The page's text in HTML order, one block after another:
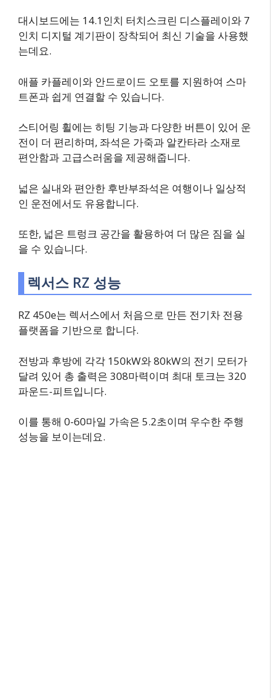
대시보드에는 14.1인치 터치스크린 디스플레이와 7
인치 디지털 계기판이 장착되어 최신 기술을 사용했
는데요.
애플 카플레이와 안드로이드 오토를 지원하여 스마
트폰과 쉽게 연결할 수 있습니다.
스티어링 휠에는 히팅 기능과 다양한 버튼이 있어 운
전이 더 편리하며, 좌석은 가죽과 알칸타라 소재로
편안함과 고급스러움을 제공해줍니다.
넓은 실내와 편안한 후반부좌석은 여행이나 일상적
인 운전에서도 유용합니다.
또한, 넓은 트렁크 공간을 활용하여 더 많은 짐을 실
을 수 있습니다.
렉서스 RZ 성능
RZ 450e는 렉서스에서 처음으로 만든 전기차 전용
플랫폼을 기반으로 합니다.
전방과 후방에 각각 150kW와 80kW의 전기 모터가
달려 있어 총 출력은 308마력이며 최대 토크는 320
파운드-피트입니다.
이를 통해 0-60마일 가속은 5.2초이며 우수한 주행
성능을 보이는데요.